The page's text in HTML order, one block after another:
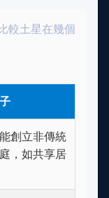
較土星在幾個
創立非傳統
，如共享居